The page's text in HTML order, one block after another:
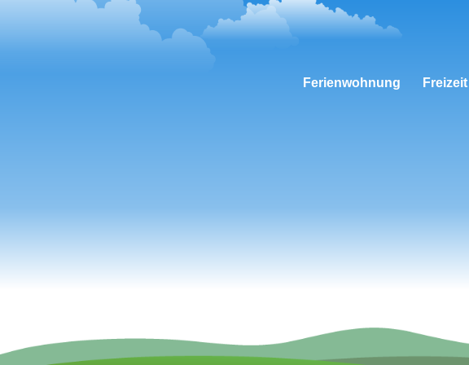
Ferienwohnung Freizeit